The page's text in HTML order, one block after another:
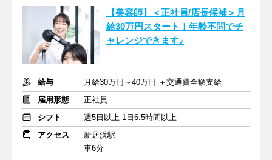
【美容師】＜正社員/店長候補＞月
給30万円スタート！年齢不問でチ
ャレンジできます♪
給与
月給30万円～40万円 ＋交通費全額支給
雇用形態
正社員
シフト
週5日以上 1日6.5時間以上
アクセス
新居浜駅
車6分